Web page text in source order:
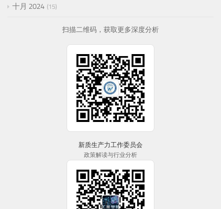
十月 2024 15
扫描二维码，获取更多深度分析
新质生产力工作委员会
政策解读与行业分析